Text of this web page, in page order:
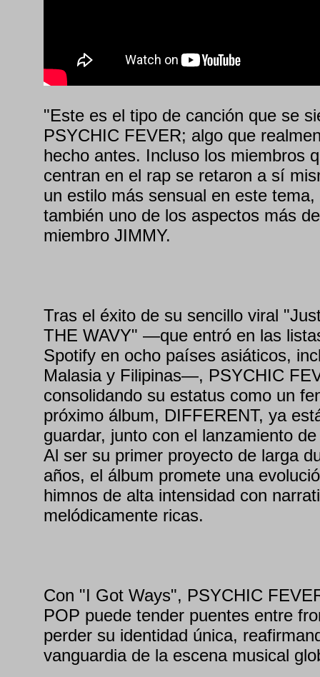
"Este es el tipo de canción que se
PSYCHIC FEVER; algo que
hecho antes. Incluso los miembros
centran en el rap se retaron a sí
un estilo más sensual en este
también uno de los aspectos más
miembro JIMMY.
Tras el éxito de su sencillo viral
THE WAVY" —que entró en las
Spotify en ocho países asiáticos,
Malasia y Filipinas—, PSYCHIC
consolidando su estatus como un
próximo álbum, DIFFERENT, ya
guardar, junto con el lanzamiento
Al ser su primer proyecto de larga
años, el álbum promete una
himnos de alta intensidad con
melódicamente ricas.
Con "I Got Ways", PSYCHIC
POP puede tender puentes entre
perder su identidad única,
vanguardia de la escena musical